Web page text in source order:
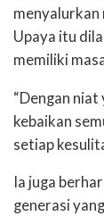
menyalurkan
Upaya itu
memiliki
“Dengan niat
kebaikan
setiap
Ia juga
generasi